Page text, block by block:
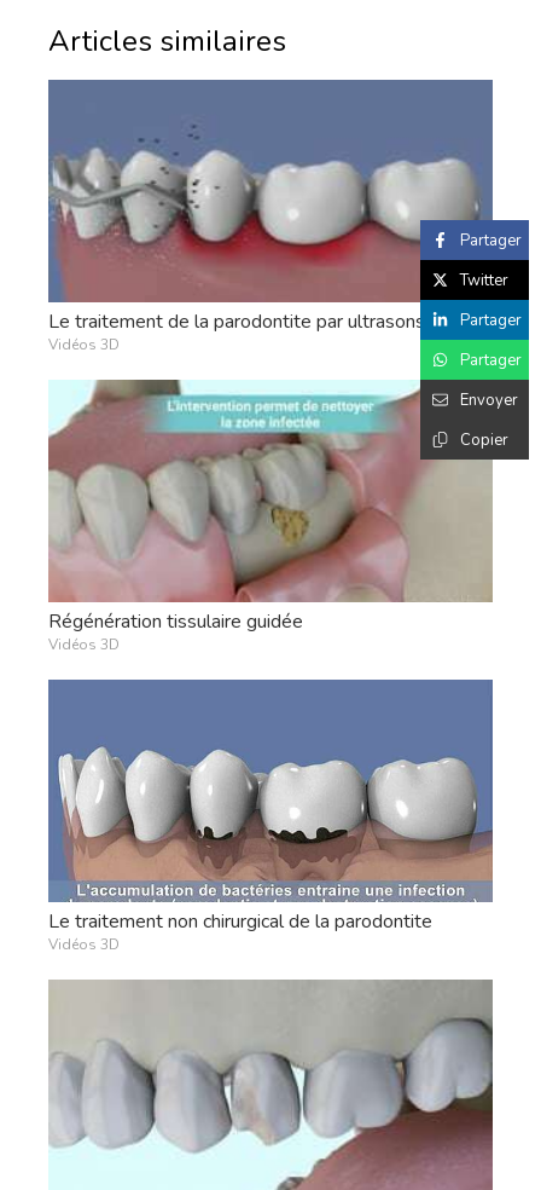
Articles similaires
Le traitement de la parodontite par ultrasons
Vidéos 3D
Régénération tissulaire guidée
Vidéos 3D
Le traitement non chirurgical de la parodontite
Vidéos 3D
Partager
Twitter
Partager
Partager
Envoyer
Copier